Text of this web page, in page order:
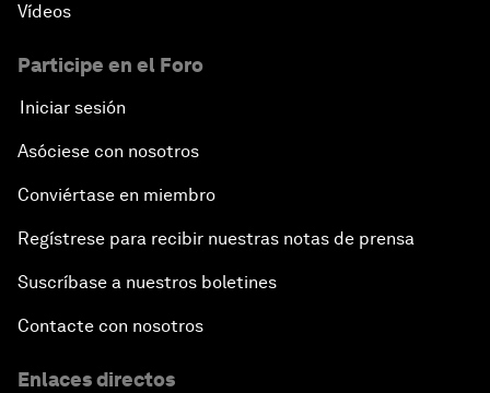
Vídeos
Participe en el Foro
Iniciar sesión
Asóciese con nosotros
Conviértase en miembro
Regístrese para recibir nuestras notas de prensa
Suscríbase a nuestros boletines
Contacte con nosotros
Enlaces directos